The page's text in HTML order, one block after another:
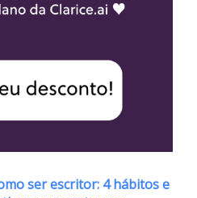
ser escritor: 4 hábitos e